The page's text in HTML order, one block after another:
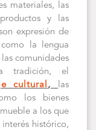
materiales, las
y las
expresión de
la lengua
comunidades
tradición, el
cultural ,
las
los bienes
a los que
histórico,